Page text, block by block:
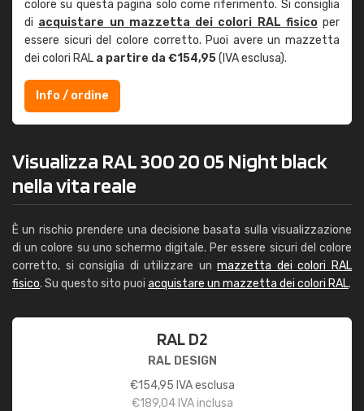
colore su questa pagina solo come riferimento. Si consiglia
di acquistare un mazzetta dei colori RAL fisicoper
essere sicuri del colore corretto. Puoi avere un mazzetta
dei colori RAL a partire da €154,95(IVA esclusa).
Info / ordine
Visualizza RAL 300 20 05 Night black
nella vita reale
È un rischio prendere una decisione basata sulla visualizzazione
di un colore su uno schermo digitale. Per essere sicuri del colore
corretto, si consiglia di utilizzare unmazzetta dei colori RAL
fisico. Su questo sito puoi acquistare un mazzetta dei colori RAL.
RAL D2
RAL DESIGN
€154,95 IVA esclusa
€189,04IVA inclusa